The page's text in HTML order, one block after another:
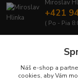
Miroslav
+421
( Po - Pia
Náš e-shop a
cookies, aby Vám